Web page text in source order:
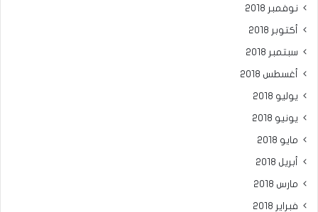
نوفمبر 2018
أكتوبر 2018
سبتمبر 2018
أغسطس 2018
يوليو 2018
يونيو 2018
مايو 2018
أبريل 2018
مارس 2018
فبراير 2018